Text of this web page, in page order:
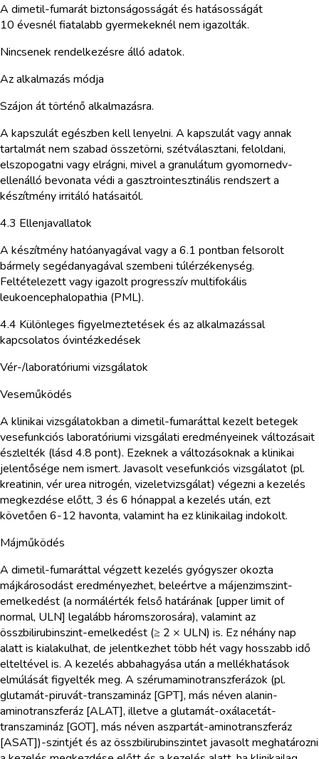
A dimetil-fumarát biztonságosságát és hatásosságát
10 évesnél fiatalabb gyermekeknél nem igazolták.
Nincsenek rendelkezésre álló adatok.
Az alkalmazás módja
Szájon át történő alkalmazásra.
A kapszulát egészben kell lenyelni. A kapszulát vagy annak
tartalmát nem szabad összetörni, szétválasztani, feloldani,
elszopogatni vagy elrágni, mivel a granulátum gyomornedv-
ellenálló bevonata védi a gasztrointesztinális rendszert a
készítmény irritáló hatásaitól.
4.3 Ellenjavallatok
A készítmény hatóanyagával vagy a 6.1 pontban felsorolt
bármely segédanyagával szembeni túlérzékenység.
Feltételezett vagy igazolt progresszív multifokális
leukoencephalopathia (PML).
4.4 Különleges figyelmeztetések és az alkalmazással
kapcsolatos óvintézkedések
Vér-/laboratóriumi vizsgálatok
Veseműködés
A klinikai vizsgálatokban a dimetil-fumaráttal kezelt betegek
vesefunkciós laboratóriumi vizsgálati eredményeinek változásait
észlelték (lásd 4.8 pont). Ezeknek a változásoknak a klinikai
jelentősége nem ismert. Javasolt vesefunkciós vizsgálatot (pl.
kreatinin, vér urea nitrogén, vizeletvizsgálat) végezni a kezelés
megkezdése előtt, 3 és 6 hónappal a kezelés után, ezt
követően 6-12 havonta, valamint ha ez klinikailag indokolt.
Májműködés
A dimetil-fumaráttal végzett kezelés gyógyszer okozta
májkárosodást eredményezhet, beleértve a májenzimszint-
emelkedést (a normálérték felső határának [upper limit of
normal, ULN] legalább háromszorosára), valamint az
összbilirubinszint-emelkedést (≥ 2 × ULN) is. Ez néhány nap
alatt is kialakulhat, de jelentkezhet több hét vagy hosszabb idő
elteltével is. A kezelés abbahagyása után a mellékhatások
elmúlását figyelték meg. A szérumaminotranszferázok (pl.
glutamát-piruvát-transzamináz [GPT], más néven alanin-
aminotranszferáz [ALAT], illetve a glutamát-oxálacetát-
transzamináz [GOT], más néven aszpartát-aminotranszferáz
[ASAT])-szintjét és az összbilirubinszintet javasolt meghatározni